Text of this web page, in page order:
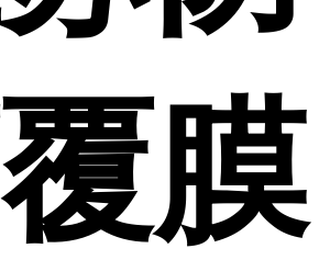
膜